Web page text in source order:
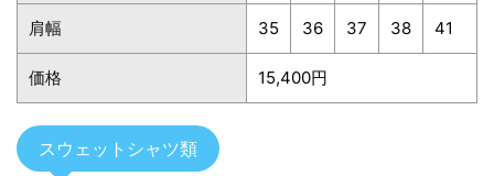
肩幅 35 36 37 38 41
価格 15,400円
スウェットシャツ類